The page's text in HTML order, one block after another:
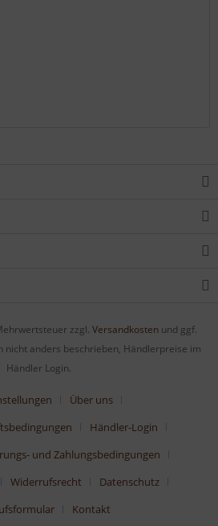
zzgl. Versandkosten und ggf.
nicht anders beschrieben, Händlerpreise im
Händler Login.
Über uns
Händler-Login
und Zahlungsbedingungen
Widerrufsrecht
Datenschutz
Kontakt